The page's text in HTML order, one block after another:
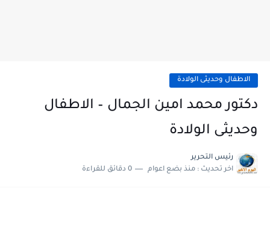
الاطفال وحديثى الولادة
دكتور محمد امين الجمال – الاطفال
وحديثى الولادة
رئيس التحرير
اخر تحديث : منذ بضع اعوام 0 دقائق للقراءة